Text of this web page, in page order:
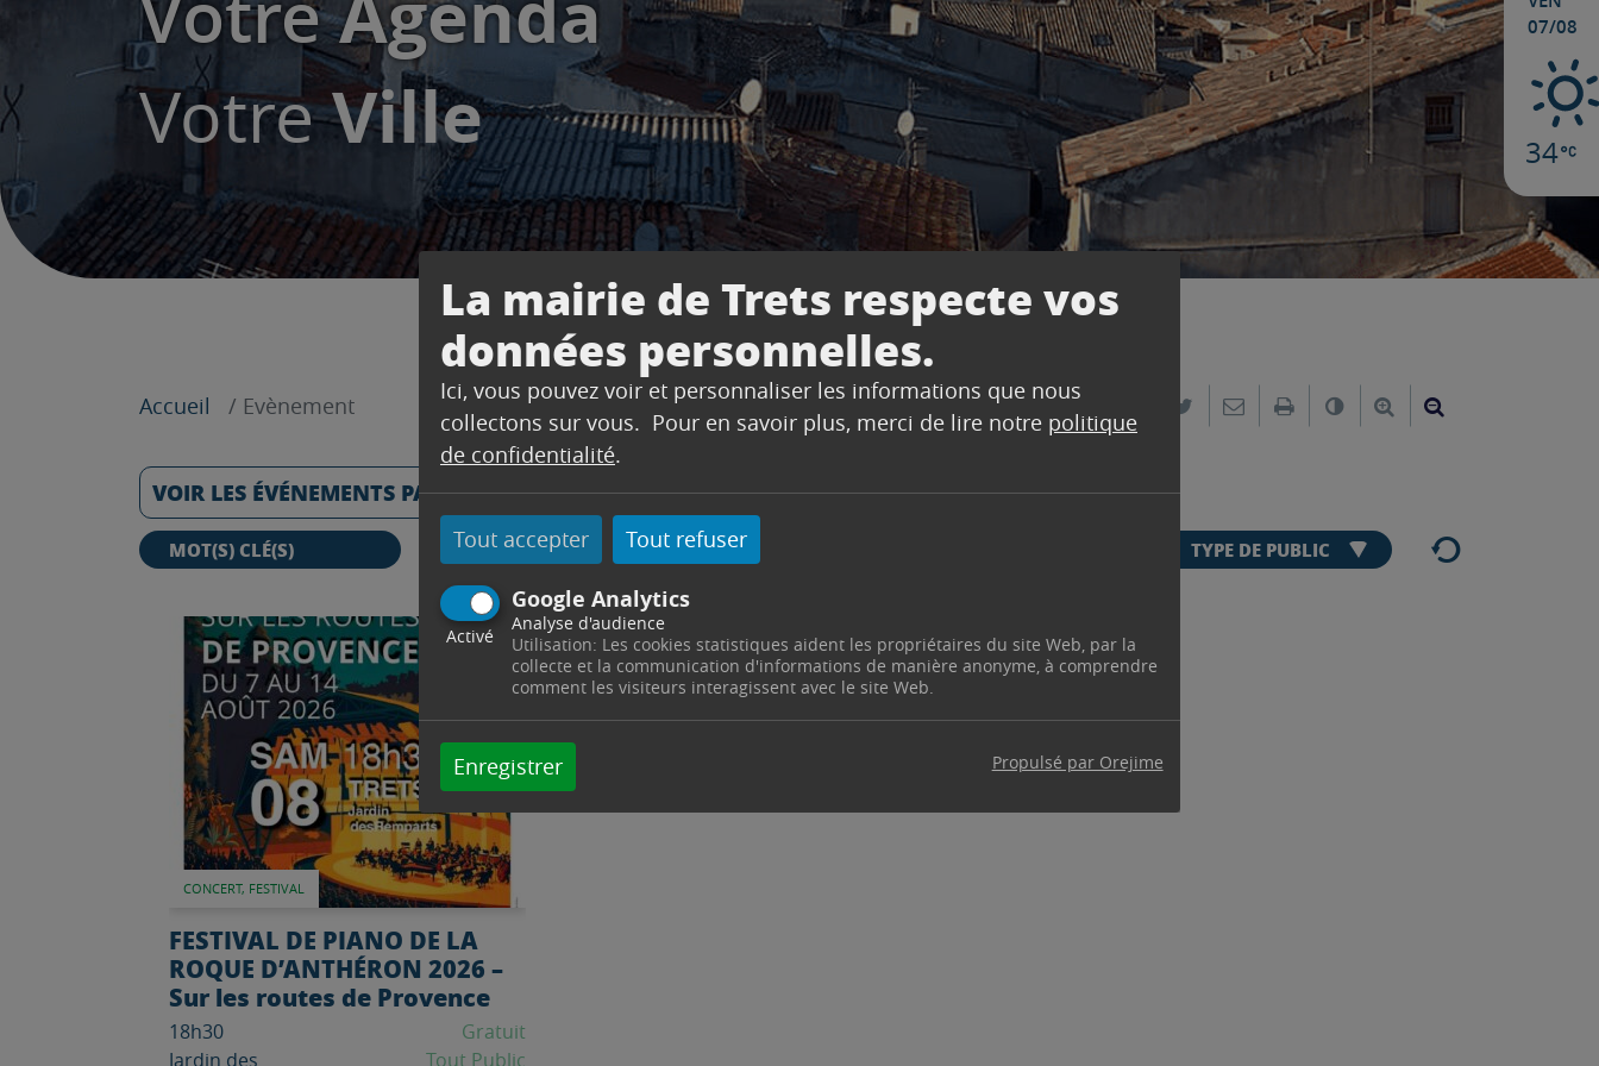
La mairie de Trets respecte vos
données personnelles.
Ici, vous pouvez voir et personnaliser les informations que nous
collectons sur vous. Pour en savoir plus, merci de lire notre politique
de confidentialité.
Tout accepter Tout refuser
Google Analytics
Activé
Analyse d'audience
Utilisation: Les cookies statistiques aident les propriétaires du site Web, par la
collecte et la communication d'informations de manière anonyme, à comprendre
comment les visiteurs interagissent avec le site Web.
Enregistrer Propulsé par Orejime
07/08
34
VotreVille
Accueil Evènement Partager sur Facebook
Partager sur Twitter
Envoyer par e-mail
ImprimerChanger le contraste
Agrandir le texte
VOIR LES ÉVÉNEMENTS PASSÉS
CONCERT, FESTIVAL
8 Août
FESTIVAL DE PIANO DE LA
ROQUE D’ANTHÉRON 2026 –
Sur les routes de Provence
18h30
Gratuit
Jardin des
Tout Public
Lire l'article